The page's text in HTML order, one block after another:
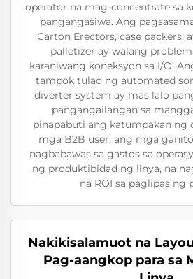
operator na mag-concentrate sa
pangangasiwa. Ang
Carton Erectors, case packers,
palletizer ay walang
karaniwang koneksyon sa I/O.
tampok tulad ng automated
diverter system ay mas lalo
pangangailangan sa
pinapabuti ang katumpakan ng
mga B2B user, ang mga
nagbabawas sa gastos sa
ng produktibidad ng linya, na
na ROI sa paglipas ng
Nakikisalamuot na
Pag-aangkop para sa